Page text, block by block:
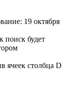
: 19 октября
поиск будет
ячеек столбца D